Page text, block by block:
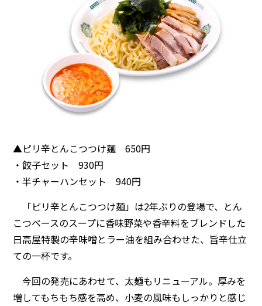
▲ピリ辛とんこつつけ麺 650円
・餃子セット 930円
・半チャーハンセット 940円
「ピリ辛とんこつつけ麺」は2年ぶりの登場で、とん
こつベースのスープに香味野菜や香辛料をブレンドした
日高屋特製の辛味噌とラー油を組み合わせた、旨辛仕立
ての一杯です。
今回の発売にあわせて、太麺もリニューアル。厚みを
増してもちもち感を高め、小麦の風味もしっかりと感じ